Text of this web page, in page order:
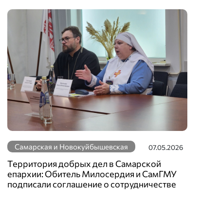
Самарская и Новокуйбышевская 07.05.2026
Территория добрых дел в Самарской
епархии: Обитель Милосердия и СамГМУ
подписали соглашение о сотрудничестве